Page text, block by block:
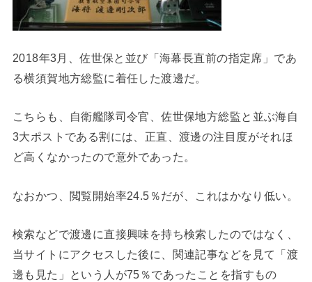
2018年3月、佐世保と並び「海幕長直前の指定席」であ
る横須賀地方総監に着任した渡邊だ。
こちらも、自衛艦隊司令官、佐世保地方総監と並ぶ海自
3大ポストである割には、正直、渡邊の注目度がそれほ
ど高くなかったので意外であった。
なおかつ、閲覧開始率24.5％だが、これはかなり低い。
検索などで渡邊に直接興味を持ち検索したのではなく、
当サイトにアクセスした後に、関連記事などを見て「渡
邊も見た」という人が75％であったことを指すもの